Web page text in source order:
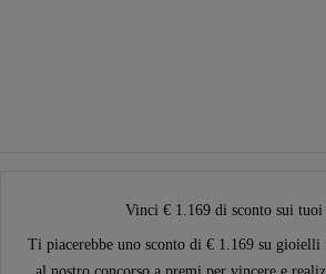
Vinci € 1.169 di sconto sui
Ti piacerebbe uno sconto di € 1.169 su gioielli